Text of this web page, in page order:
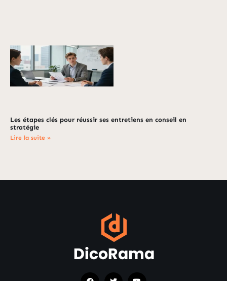
Les étapes clés pour réussir ses entretiens en conseil en
stratégie
Lire la suite »